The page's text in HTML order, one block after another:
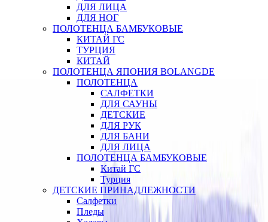
ДЛЯ ЛИЦА
ДЛЯ НОГ
ПОЛОТЕНЦА БАМБУКОВЫЕ
КИТАЙ ГС
ТУРЦИЯ
КИТАЙ
ПОЛОТЕНЦА ЯПОНИЯ BOLANGDE
ПОЛОТЕНЦА
САЛФЕТКИ
ДЛЯ САУНЫ
ДЕТСКИЕ
ДЛЯ РУК
ДЛЯ БАНИ
ДЛЯ ЛИЦА
ПОЛОТЕНЦА БАМБУКОВЫЕ
Китай ГС
Турция
ДЕТСКИЕ ПРИНАДЛЕЖНОСТИ
Салфетки
Пледы